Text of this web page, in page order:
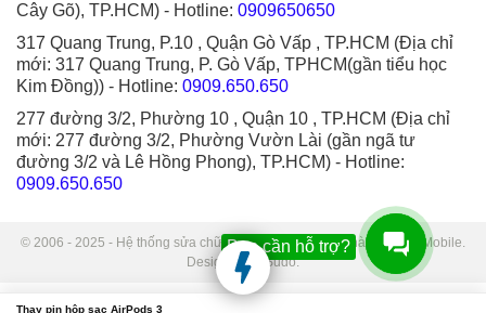
Cây Gõ), TP.HCM) - Hotline: 0909650650
317 Quang Trung, P.10 , Quận Gò Vấp , TP.HCM (Địa chỉ
mới: 317 Quang Trung, P. Gò Vấp, TPHCM(gần tiểu học
Kim Đồng)) - Hotline: 0909.650.650
277 đường 3/2, Phường 10 , Quận 10 , TP.HCM (Địa chỉ
mới: 277 đường 3/2, Phường Vườn Lài (gần ngã tư
đường 3/2 và Lê Hồng Phong), TP.HCM) - Hotline:
0909.650.650
© 2006 - 2025 - Hệ thống sửa chữa điện thoại di động Thành Trung Mobile.
Designed by Sudo.
Thay pin hộp sạc AirPods 3
Bạn cần hỗ trợ?